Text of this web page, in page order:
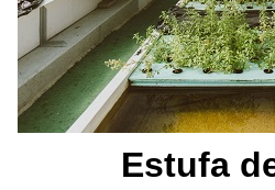
Estufa